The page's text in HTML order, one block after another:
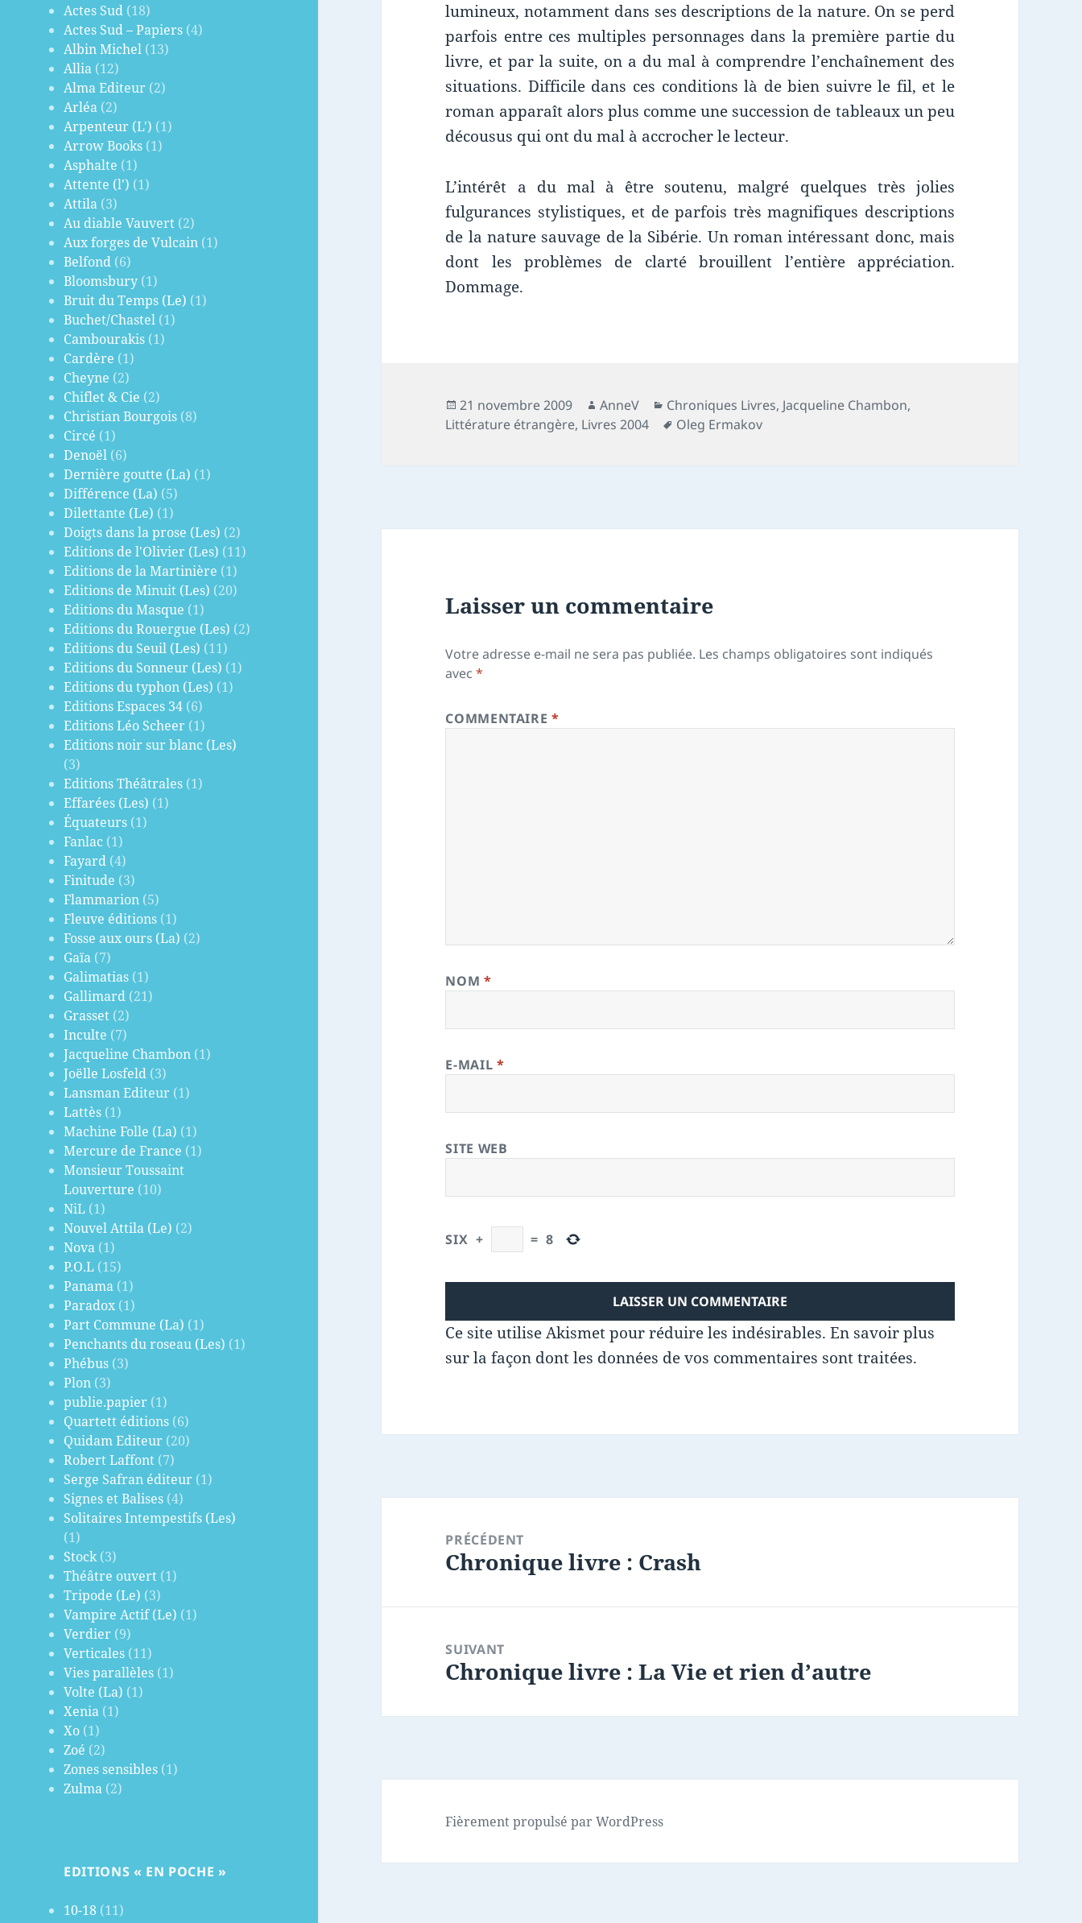
Actes Sud (18)
Actes Sud – Papiers (4)
Albin Michel (13)
Allia (12)
Alma Editeur (2)
Arléa (2)
Arpenteur (L') (1)
Arrow Books (1)
Asphalte (1)
Attente (l') (1)
Attila (3)
Au diable Vauvert (2)
Aux forges de Vulcain (1)
Belfond (6)
Bloomsbury (1)
Bruit du Temps (Le) (1)
Buchet/Chastel (1)
Cambourakis (1)
Cardère (1)
Cheyne (2)
Chiflet & Cie (2)
Christian Bourgois (8)
Circé (1)
Denoël (6)
Dernière goutte (La) (1)
Différence (La) (5)
Dilettante (Le) (1)
Doigts dans la prose (Les) (2)
Editions de l'Olivier (Les) (11)
Editions de la Martinière (1)
Editions de Minuit (Les) (20)
Editions du Masque (1)
Editions du Rouergue (Les) (2)
Editions du Seuil (Les) (11)
Editions du Sonneur (Les) (1)
Editions du typhon (Les) (1)
Editions Espaces 34 (6)
Editions Léo Scheer (1)
Editions noir sur blanc (Les)
(3)
Editions Théâtrales (1)
Effarées (Les) (1)
Équateurs (1)
Fanlac (1)
Fayard (4)
Finitude (3)
Flammarion (5)
Fleuve éditions (1)
Fosse aux ours (La) (2)
Gaïa (7)
Galimatias (1)
Gallimard (21)
Grasset (2)
Inculte (7)
Jacqueline Chambon (1)
Joëlle Losfeld (3)
Lansman Editeur (1)
Lattès (1)
Machine Folle (La) (1)
Mercure de France (1)
Monsieur Toussaint
Louverture (10)
NiL (1)
Nouvel Attila (Le) (2)
Nova (1)
P.O.L (15)
Panama (1)
Paradox (1)
Part Commune (La) (1)
Penchants du roseau (Les) (1)
Phébus (3)
Plon (3)
publie.papier (1)
Quartett éditions (6)
Quidam Editeur (20)
Robert Laffont (7)
Serge Safran éditeur (1)
Signes et Balises (4)
Solitaires Intempestifs (Les)
(1)
Stock(3)
Théâtre ouvert (1)
Tripode (Le) (3)
Vampire Actif (Le) (1)
Verdier (9)
Verticales (11)
Vies parallèles (1)
Volte (La) (1)
Xenia (1)
Xo (1)
Zoé (2)
Zones sensibles (1)
Zulma (2)
EDITIONS « EN POCHE »
10-18 (11)
lumineux, notamment dans ses descriptions de la nature. On se perd
parfois entre ces multiples personnages dans la première partie du
livre, et par la suite, on a du mal à comprendre l’enchaînement des
situations. Difficile dans ces conditions là de bien suivre le fil, et le
roman apparaît alors plus comme une succession de tableaux un peu
décousus qui ont du mal à accrocher le lecteur.
L’intérêt a du mal à être soutenu, malgré quelques très jolies
fulgurances stylistiques, et de parfois très magnifiques descriptions
de la nature sauvage de la Sibérie. Un roman intéressant donc, mais
dont les problèmes de clarté brouillent l’entière appréciation.
Dommage.
Publié
le
21 novembre 2009 Auteur
AnneV Catégories
Chroniques Livres, Jacqueline Chambon,
Littérature étrangère, Livres 2004
Mots-
Oleg Ermakov
Laisser un commentaire
Votre adresse e-mail ne sera pas publiée. Les champs obligatoires sont indiqués
avec*
COMMENTAIRE*
NOM *
E-MAIL *
SITE WEB
SIX + = 8
Ce site utilise Akismet pour réduire les indésirables.En savoir plus
sur la façon dont les données de vos commentaires sont traitées.
PRÉCÉDENT
Article
Chronique livre : Crash
SUIVANT
Article
Chronique livre : La Vie et rien d’autre
Fièrement propulsé par WordPress